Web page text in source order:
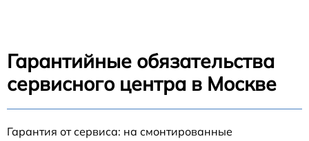
Гарантийные обязательства
сервисного центра в Москве
Гарантия от сервиса: на смонтированные